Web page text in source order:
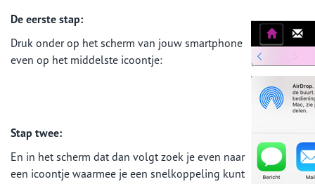
De eerste stap:
Druk onder op het scherm van jouw smartphone
even op het middelste icoontje:
Stap twee:
En in het scherm dat dan volgt zoek je even naar
een icoontje waarmee je een snelkoppeling kunt